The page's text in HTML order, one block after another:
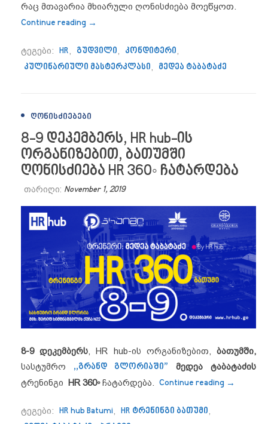
რაც მთავარია მხიარული ღონისძიება მოეწყოთ.
Continue reading “შეფ HR – გემრიელი და მხიარული
→
ტეგები: HR, გუდვილი, კონდიტერი,
კულინარიული მასტერკლასი, მედეა ტაბატაძე
ᲦᲝᲜᲘᲡᲫᲘᲔᲑᲔᲑᲘ
8-9 დეკემბერს, HR hub-ის
ორგანიზებით, ბათუმში
ღონისძიება HR 360◦ ჩატარდება
თარიღი: November 1, 2019
8-9 დეკემბერს, HR hub-ის ორგანიზებით,ბათუმში,
სასტუმრო ,,გრანდ გლორიაში” მედეა ტაბატაძის
ტრენინგი HR 360◦ჩატარდება. Continue reading “8-9
→
ტეგები: HR hub Batumi, HR ტრენინგი ბათუმი,